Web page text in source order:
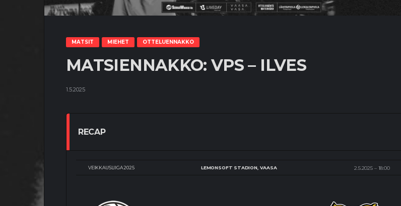
MATSIT MIEHET OTTELUENNAKKO
MATSIENNAKKO: VPS – ILVES
1.5.2025
RECAP
VEIKKAUSLIIGA 2025 LEMONSOFT STADION, VAASA 2.5.2025 18:00